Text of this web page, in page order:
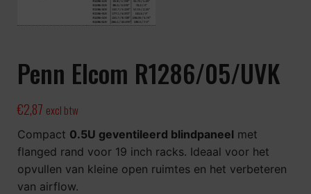
Penn Elcom R1286/05/UVK
€2,87 excl btw
Compact 0.5U geventileerd blindpaneel met
flanged rand voor 19 inch racks. Ideaal voor het
opvullen van kleine open ruimtes en het verbeteren
van airflow.